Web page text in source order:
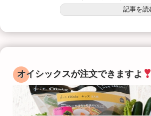
記事を読
オイシックスが注文できますよ